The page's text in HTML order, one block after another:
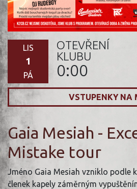
LIS
1
PÁ
OTEVŘENÍ
KLUBU
0:00
VSTUPENKY NA
Gaia Mesiah -
Mistake tour
Jméno Gaia Mesiah vzniklo podle
členek kapely záměrným